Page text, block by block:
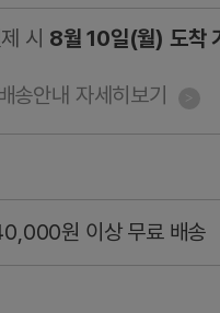
시 8월 10일(월) 도착
송안내 자세히보기
원 이상 무료 배송